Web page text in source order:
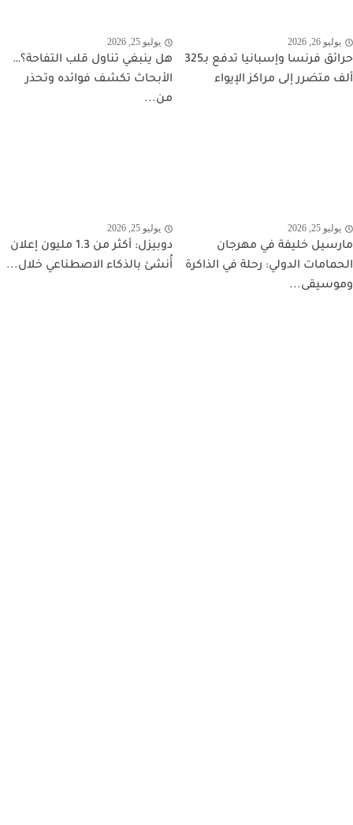
يوليو 26, 2026
حرائق فرنسا وإسبانيا تدفع بـ325
ألف متضرر إلى مراكز الإيواء
يوليو 25, 2026
هل ينبغي تناول قلب التفاحة؟…
الأبحاث تكشف فوائده وتحذر
من...
يوليو 25, 2026
مارسيل خليفة في مهرجان
الحمامات الدولي: رحلة في الذاكرة
وموسيقى...
يوليو 25, 2026
دوبيزل: أكثر من 1.3 مليون إعلان
أُنشئ بالذكاء الاصطناعي خلال...